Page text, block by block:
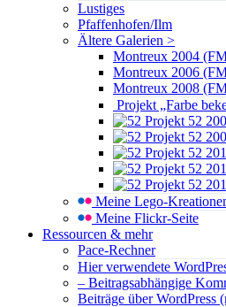
Lustiges
Pfaffenhofen/Ilm
Ältere Galerien >
Montreux 2004
Montreux 2006
Montreux 2008
Projekt „Farbe
Projekt 52
Projekt 52
Projekt 52
Projekt 52
Projekt 52
Meine Lego-
Meine Flickr-Seite
Ressourcen & mehr
Pace-Rechner
Hier verwendete
– Beitragsabhängige
Beiträge über WordPress